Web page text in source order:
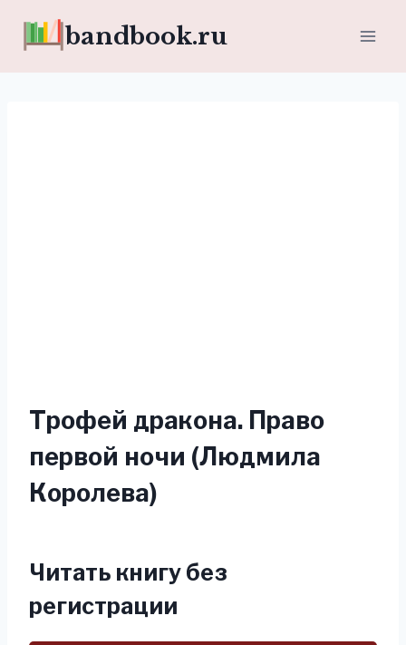
bandbook.ru
Трофей дракона. Право
первой ночи (Людмила
Королева)
Читать книгу без
регистрации